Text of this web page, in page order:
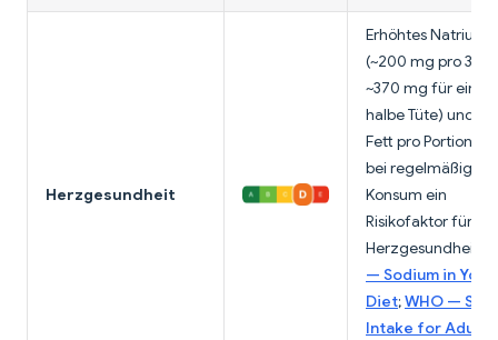
Herzgesundheit
Erhöhtes Natrium
(~200 mg pro 30 g,
~370 mg für eine
halbe Tüte) und 9
Fett pro Portion
bei regelmäßigem
Konsum ein
Risikofaktor für die
Herzgesundheit.
— Sodium in Your
Diet;WHO —
Intake for Adults